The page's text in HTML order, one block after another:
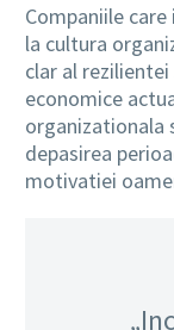
Companiile
la cultura
clar al
economice
organizationala
depasirea
motivatiei